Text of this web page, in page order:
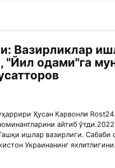
Вазирликлар
"Йил одами"га
Ҳусан Карвонли
айтиб
ишлар вазирлиги. Сабаби
Украинанинг